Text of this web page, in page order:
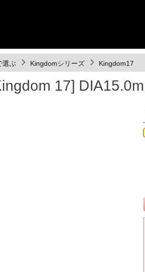
選ぶ Kingdomシリーズ Kingdom17
17]